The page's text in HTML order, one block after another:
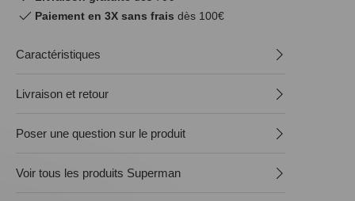
Paiement en 3X sans frais dès 100€
Caractéristiques
Livraison et retour
Poser une question sur le produit
Voir tous les produits Superman